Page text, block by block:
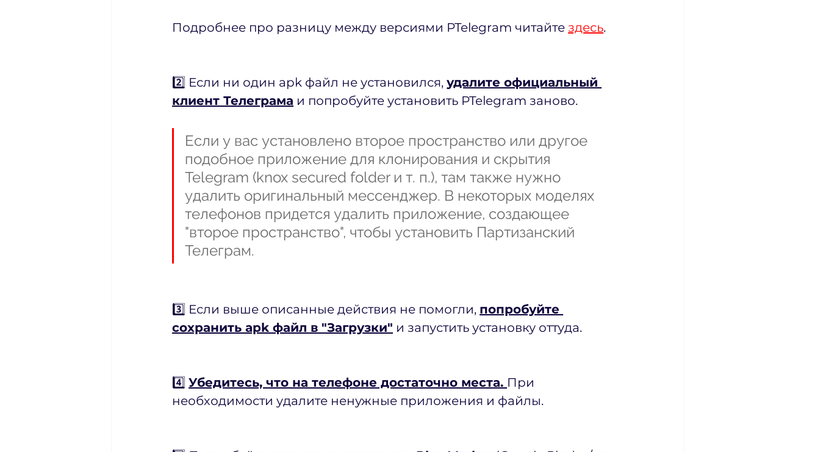
Подробнее про разницу между версиями PTelegram читайте здесь.
2️⃣ Если ни один apk файл не установился, удалите официальный
клиент Телеграма и попробуйте установить PTelegram заново.
Если у вас установлено второе пространство или другое
подобное приложение для клонирования и скрытия
Telegram (knox secured folder и т. п.), там также нужно
удалить оригинальный мессенджер. В некоторых моделях
телефонов придется удалить приложение, создающее
"второе пространство", чтобы установить Партизанский
Телеграм.
3️⃣ Если выше описанные действия не помогли, попробуйте
сохранить apk файл в "Загрузки" и запустить установку оттуда.
4️⃣ Убедитесь, что на телефоне достаточно места. При
необходимости удалите ненужные приложения и файлы.